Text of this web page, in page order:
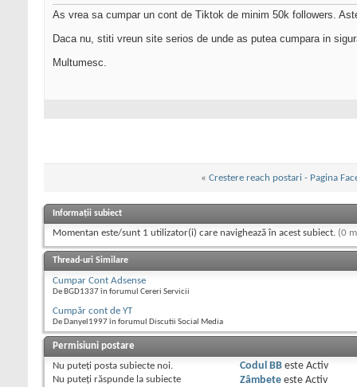
As vrea sa cumpar un cont de Tiktok de minim 50k followers.
Daca nu, stiti vreun site serios de unde as putea cumpara in
Multumesc.
« Crestere reach postari - Pagina
Informații subiect
Momentan este/sunt 1 utilizator(i) care navighează în acest subiect. (0
Thread-uri Similare
Cumpar Cont Adsense
De BGD1337 în forumul Cereri Servicii
Cumpăr cont de YT
De Danyel1997 în forumul Discutii Social Media
Permisiuni postare
Nu puteţi posta subiecte noi.
Nu puteţi răspunde la subiecte
Codul BBeste Activ
Zâmbeteeste Activ